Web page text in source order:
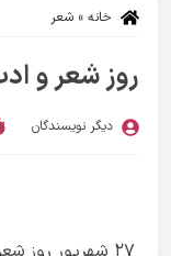
خانه » شعر
روز شعر و
دیگر نویسندگان